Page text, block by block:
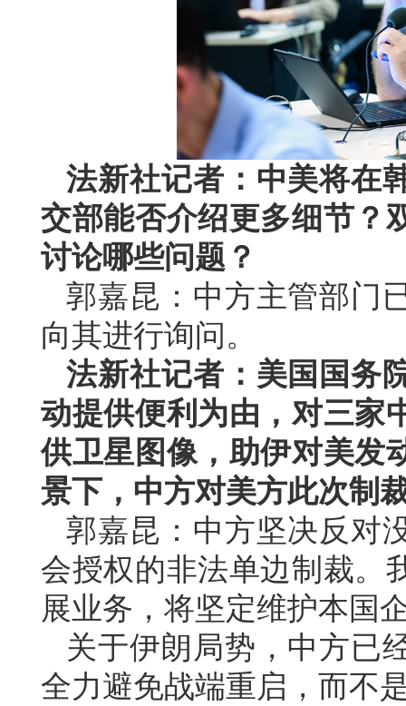
法新社记者：中美将在
交部能否介绍更多细节？
讨论哪些问题？
郭嘉昆：中方主管部门
向其进行询问。
法新社记者：美国国务
动提供便利为由，对三家
供卫星图像，助伊对美发
景下，中方对美方此次制
郭嘉昆：中方坚决反对
会授权的非法单边制裁。
展业务，将坚定维护本国
关于伊朗局势，中方已
全力避免战端重启，而不